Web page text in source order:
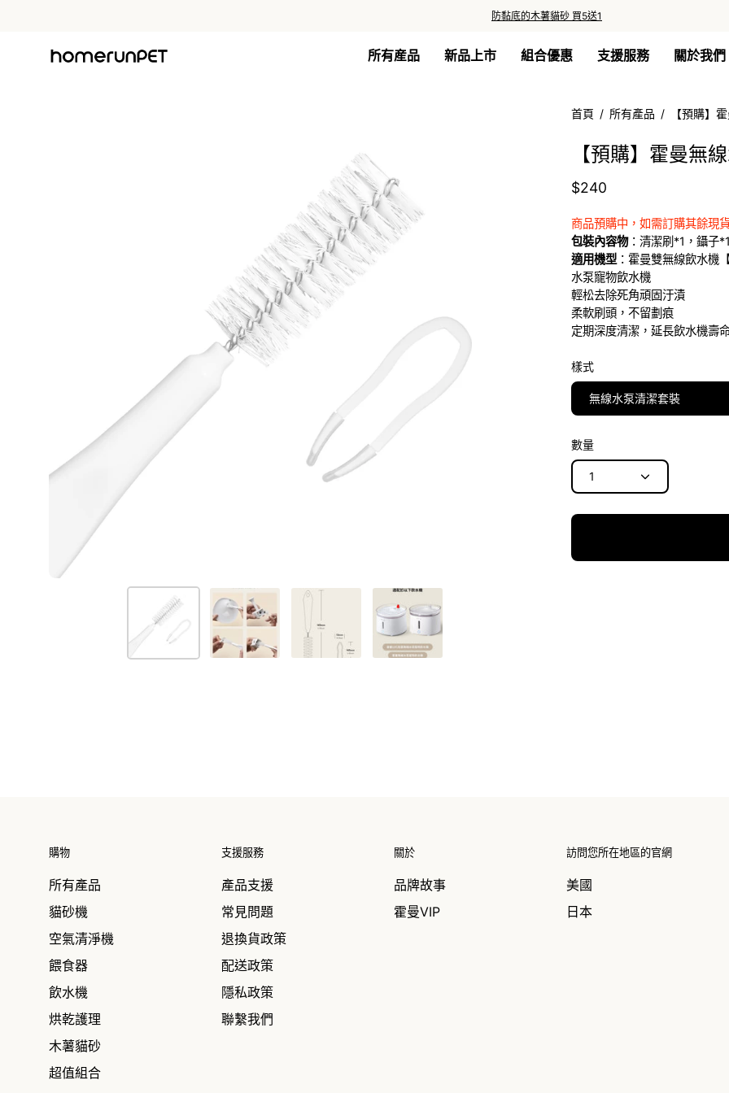
防黏底的木薯貓砂 買5送1
所有産品 新品上市 組合優惠 支援服務 關於我們
首頁 / 所有產品 / 【預購】
【預購】霍曼無
$240
商品預購中，如需訂購其餘現
包裝內容物：清潔刷*1，鑷子*1
適用機型 ：霍曼雙無線飲水
水泵寵物飲水機
輕松去除死角頑固汙漬
柔軟刷頭，不留劃痕
定期深度清潔，延長飲水機壽
樣式
無線水泵清潔套裝
數量
1
購物
所有產品
貓砂機
空氣清淨機
餵食器
飲水機
烘乾護理
木薯貓砂
超值組合
支援服務
產品支援
常見問題
退換貨政策
配送政策
隱私政策
聯繫我們
關於
品牌故事
霍曼VIP
訪問您所在地區的官網
美國
日本